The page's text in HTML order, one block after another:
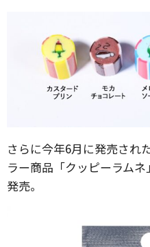
さらに今年6月に発売され
ラー商品「クッピーラム
発売。